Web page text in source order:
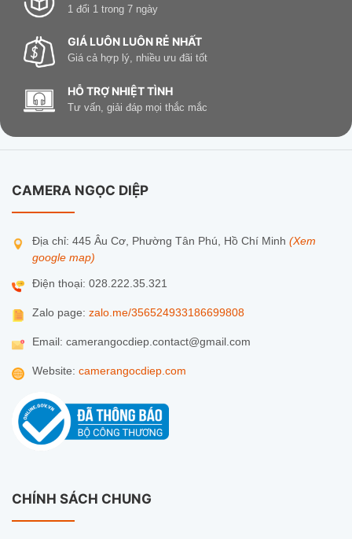
1 đổi 1 trong 7 ngày
GIÁ LUÔN LUÔN RẺ NHẤT
Giá cả hợp lý, nhiều ưu đãi tốt
HỖ TRỢ NHIỆT TÌNH
Tư vấn, giải đáp mọi thắc mắc
CAMERA NGỌC DIỆP
Địa chỉ: 445 Âu Cơ, Phường Tân Phú, Hồ Chí Minh (Xem
google map)
Điện thoại: 028.222.35.321
Zalo page: zalo.me/356524933186699808
Email: camerangocdiep.contact@gmail.com
Website: camerangocdiep.com
CHÍNH SÁCH CHUNG